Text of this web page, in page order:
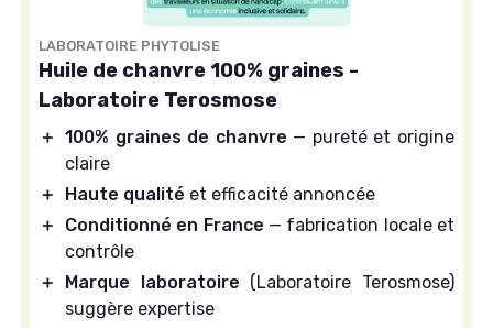
LABORATOIRE PHYTOLISE
Huile de chanvre 100% graines -
Laboratoire Terosmose
＋ 100% graines de chanvre — pureté et origine
claire
＋
Haute qualité et efficacité annoncée
＋
Conditionné en France — fabrication locale et
contrôle
＋
Marque laboratoire (Laboratoire Terosmose)
suggère expertise